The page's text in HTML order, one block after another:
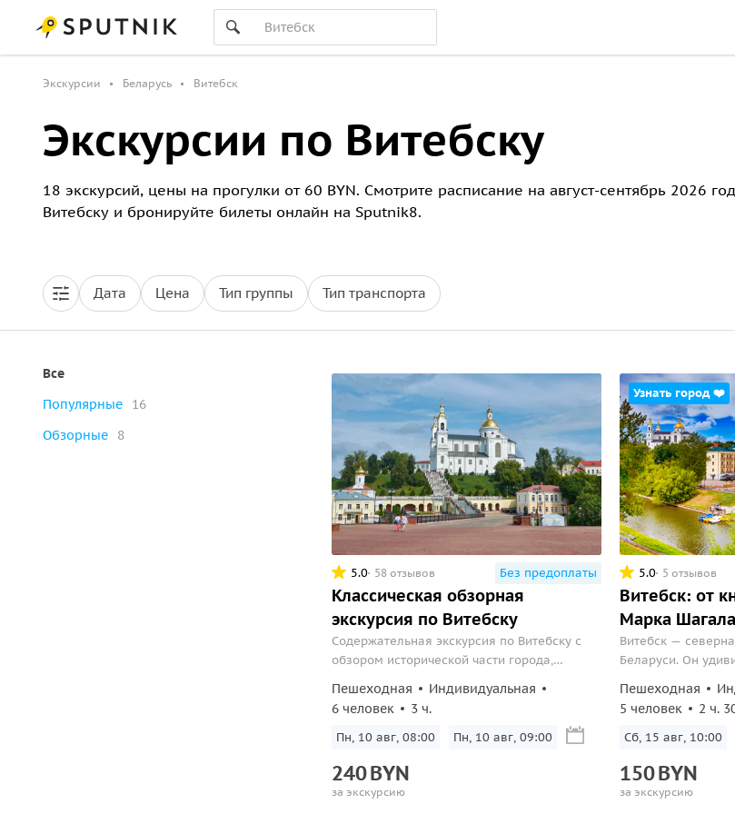
Экскурсии Беларусь Витебск
Экскурсии по Витебску
18 экскурсий, цены на прогулки от 60 BYN. Смотрите расписание на август-сентябрь 2026
Витебску и бронируйте билеты онлайн на Sputnik8.
Дата Цена Тип группы Тип транспорта
Все
Популярные
16
Обзорные
8
5.0 58 отзывов Без предоплаты
Классическая обзорная
экскурсия по Витебску
Содержательная экскурсия по Витебску с
обзором исторической части города,
зодчества, прогулкой по главной площади и
Витебскому Арбату.
Пешеходная
Индивидуальная
6 человек
3 ч.
Пн, 10 авг, 08:00 Пн, 10 авг, 09:00
240BYN
за экскурсию
Узнать город ❤️
5.0 5 отзывов
Витебск: от
Марка Шагала
Витебск —
Беларуси. Он
Пешеходная
5 человек
2 ч.
Сб, 15 авг, 10:00
150BYN
за экскурсию